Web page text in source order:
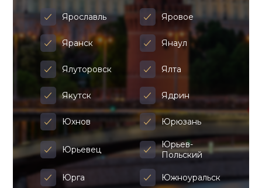
Ярославль Яровое
Яранск Янаул
Ялуторовск Ялта
Якутск Ядрин
Юхнов Юрюзань
Юрьевец
Юрьев-
Польский
Юрга Южноуральск